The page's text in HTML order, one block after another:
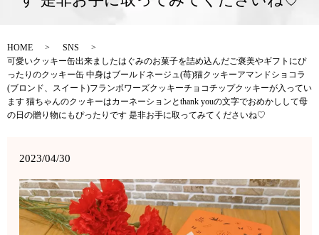
HOME
SNS
可愛いクッキー缶出来ましたはぐみのお菓子を詰め込んだご褒美やギフトにぴ
ったりのクッキー缶 中身は︎ブールドネージュ(苺)︎猫クッキー︎アマンドショコラ
(ブロンド、スイート)︎フランボワーズクッキー︎チョコチップクッキーが入ってい
ます 猫ちゃんのクッキーはカーネーションとthank youの文字でおめかしして母
の日の贈り物にもぴったりです 是非お手に取ってみてくださいね♡
2023/04/30